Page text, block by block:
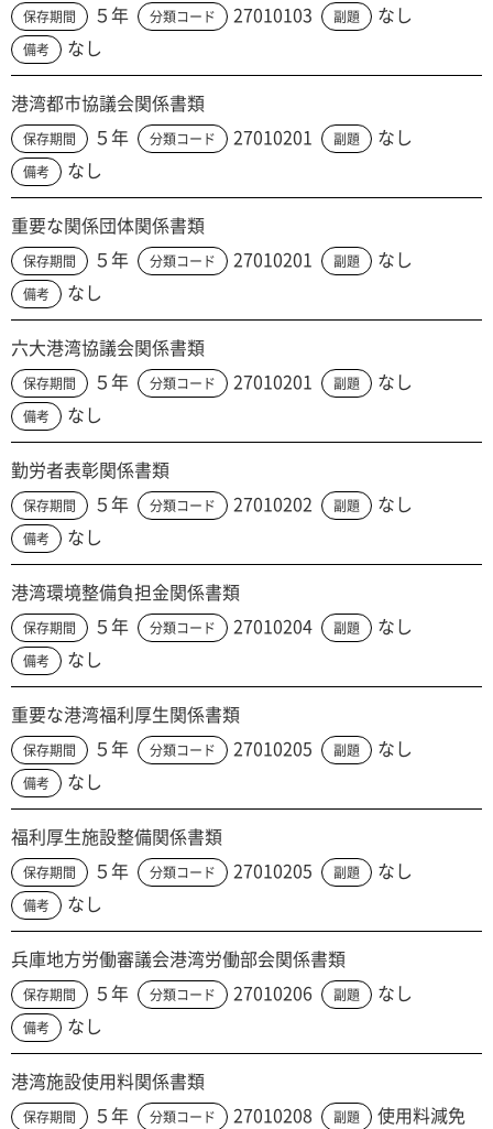
保存期間 ５年 分類コード 27010103 副題 なし
備考 なし
港湾都市協議会関係書類
保存期間 ５年 分類コード 27010201 副題 なし
備考 なし
重要な関係団体関係書類
保存期間 ５年 分類コード 27010201 副題 なし
備考 なし
六大港湾協議会関係書類
保存期間 ５年 分類コード 27010201 副題 なし
備考 なし
勤労者表彰関係書類
保存期間 ５年 分類コード 27010202 副題 なし
備考 なし
港湾環境整備負担金関係書類
保存期間 ５年 分類コード 27010204 副題 なし
備考 なし
重要な港湾福利厚生関係書類
保存期間 ５年 分類コード 27010205 副題 なし
備考 なし
福利厚生施設整備関係書類
保存期間 ５年 分類コード 27010205 副題 なし
備考 なし
兵庫地方労働審議会港湾労働部会関係書類
保存期間 ５年 分類コード 27010206 副題 なし
備考 なし
港湾施設使用料関係書類
保存期間 ５年 分類コード 27010208 副題 使用料減免